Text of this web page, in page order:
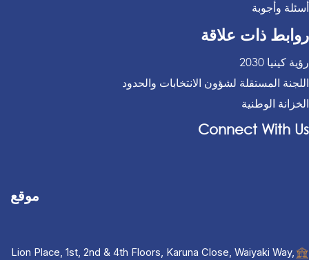
أسئلة وأجوبة
روابط ذات علاقة
رؤية كينيا 2030
اللجنة المستقلة لشؤون الانتخابات والحدود
الخزانة الوطنية
Connect With Us
موقع
Lion Place, 1st, 2nd & 4th Floors, Karuna Close, Waiyaki Way,